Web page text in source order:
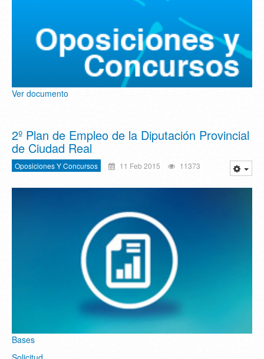
Ver documento
2º Plan de Empleo de la Diputación Provincial
de Ciudad Real
Oposiciones Y Concursos 11 Feb 2015 11373
Bases